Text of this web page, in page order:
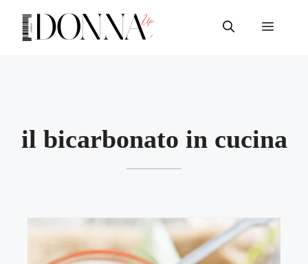
contenuto
Menu
il bicarbonato in cucina